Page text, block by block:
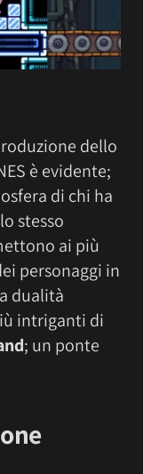
dello
è evidente;
di chi ha
stesso
ai più
personaggi in
dualità
intriganti di
; un ponte